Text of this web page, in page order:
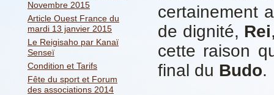
Novembre 2015
Article Ouest France du
mardi 13 janvier 2015
Le Reigisaho par Kanaï
Senseï
Condition et Tarifs
Fête du sport et Forum
des associations 2014
certainement
de dignité, Rei
cette raison
final du Budo.